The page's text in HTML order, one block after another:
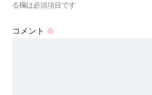
る欄は必須項目です
コメント ※